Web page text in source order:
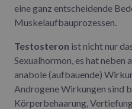
eine ganz entscheidende
Muskelaufbauprozessen.
Testosteron ist nicht nur
Sexualhormon, es hat neben
anabole (aufbauende)
Androgene Wirkungen sind
Körperbehaarung,